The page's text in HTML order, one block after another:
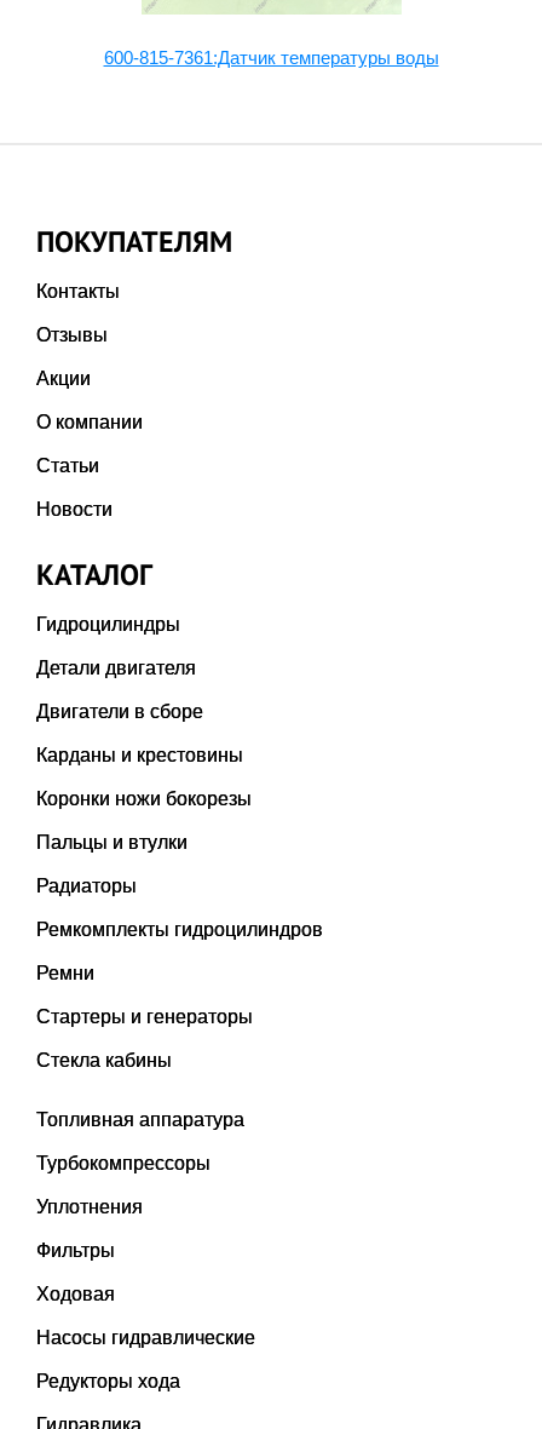
600-815-7361:Датчик температуры воды
ПОКУПАТЕЛЯМ
Контакты
Отзывы
Акции
О компании
Статьи
Новости
КАТАЛОГ
Гидроцилиндры
Детали двигателя
Двигатели в сборе
Карданы и крестовины
Коронки ножи бокорезы
Пальцы и втулки
Радиаторы
Ремкомплекты гидроцилиндров
Ремни
Стартеры и генераторы
Стекла кабины
Топливная аппаратура
Турбокомпрессоры
Уплотнения
Фильтры
Ходовая
Насосы гидравлические
Редукторы хода
Гидравлика